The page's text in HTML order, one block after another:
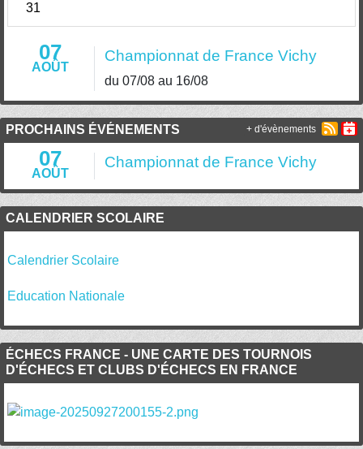
31
07
AOÛT
Championnat de France Vichy
du 07/08 au 16/08
PROCHAINS ÉVÉNEMENTS
07
AOÛT
Championnat de France Vichy
+ d'évènements
CALENDRIER SCOLAIRE
Calendrier Scolaire
Education Nationale
ÉCHECS FRANCE - UNE CARTE DES TOURNOIS
D'ÉCHECS ET CLUBS D'ÉCHECS EN FRANCE